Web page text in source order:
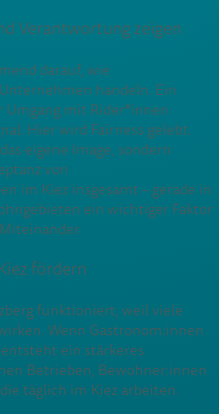
Verantwortung zeigen
darauf, wie
handeln. Ein
Umgang mit Rider*innen
Hier wird Fairness gelebt.
eigene Image, sondern
von
im Kiez insgesamt – gerade in
ein wichtiger Faktor
fördern
funktioniert, weil viele
Wenn Gastronom:innen
ein stärkeres
Betrieben, Bewohner:innen
täglich im Kiez arbeiten.